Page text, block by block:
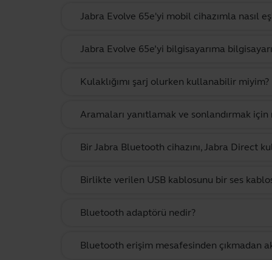
Jabra Evolve 65e'yi mobil cihazımla nasıl
Jabra Evolve 65e’yi bilgisayarıma
Kulaklığımı şarj olurken kullanabilir miyim?
Aramaları yanıtlamak ve sonlandırmak
Bir Jabra Bluetooth cihazını, Jabra Direct
Birlikte verilen USB kablosunu bir ses
Bluetooth adaptörü nedir?
Bluetooth erişim mesafesinden çıkmadan